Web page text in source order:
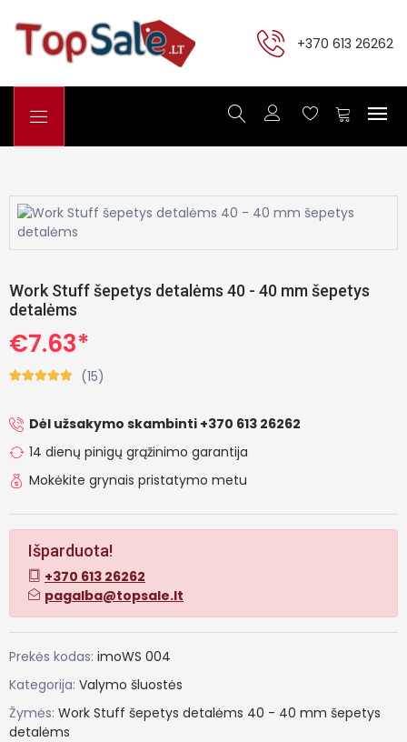
+370 613 26262
Work Stuff šepetys detalėms 40 - 40 mm šepetys
detalėms
€7.63*
(15)
Dėl užsakymo skambinti +370 613 26262
14 dienų pinigų grąžinimo garantija
Mokėkite grynais pristatymo metu
Išparduota!
+370 613 26262
pagalba@topsale.lt
Prekės kodas: imoWS 004
Kategorija: Valymo šluostės
Žymės: Work Stuff šepetys detalėms 40 - 40 mm šepetys
detalėms